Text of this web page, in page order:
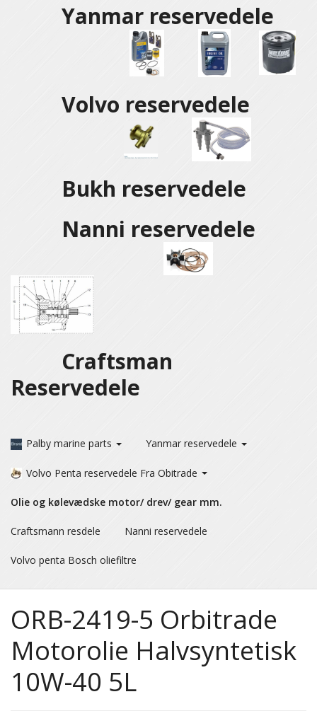
Yanmar reservedele
Volvo reservedele
Bukh reservedele
Nanni reservedele
Craftsman
Reservedele
Palby marine parts Yanmar reservedele
Volvo Penta reservedele Fra Obitrade
Olie og kølevædske motor/ drev/ gear mm.
Craftsmann resdele Nanni reservedele
Volvo penta Bosch oliefiltre
ORB-2419-5 Orbitrade
Motorolie Halvsyntetisk
10W-40 5L